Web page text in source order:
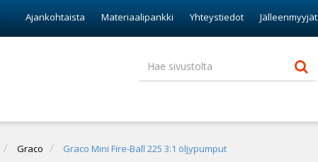
Ajankohtaista Materiaalipankki Yhteystiedot Jälleenmyyjät
Graco Graco Mini Fire-Ball 225 3:1 öljypumput